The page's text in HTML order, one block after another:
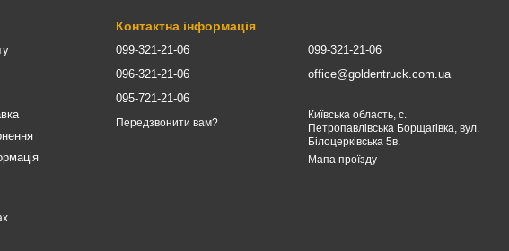
Контактна інформація
099-321-21-06
096-321-21-06
095-721-21-06
Передзвонити вам?
099-321-21-06
office@goldentruck.com.ua
Київська область, с.
Петропавлівська Борщагівка, вул.
Білоцерківська 5в.
Мапа проїзду